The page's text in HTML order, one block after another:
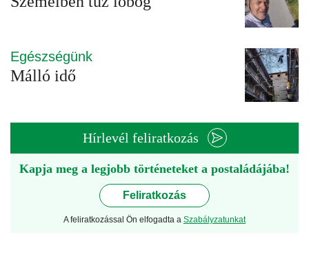
Egészségünk
Málló idő
Hírlevél feliratkozás
Kapja meg a legjobb történeteket a postaládájába!
Feliratkozás
A feliratkozással Ön elfogadta a Szabályzatunkat